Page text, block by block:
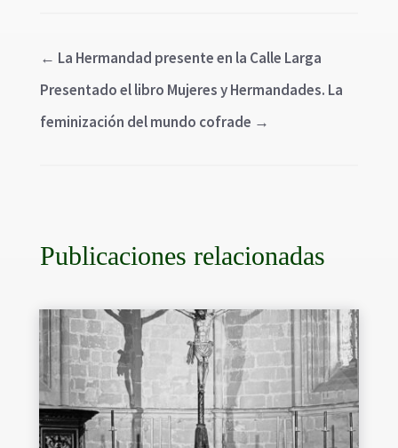
← La Hermandad presente en la Calle Larga
Presentado el libro Mujeres y Hermandades. La
feminización del mundo cofrade →
Publicaciones relacionadas